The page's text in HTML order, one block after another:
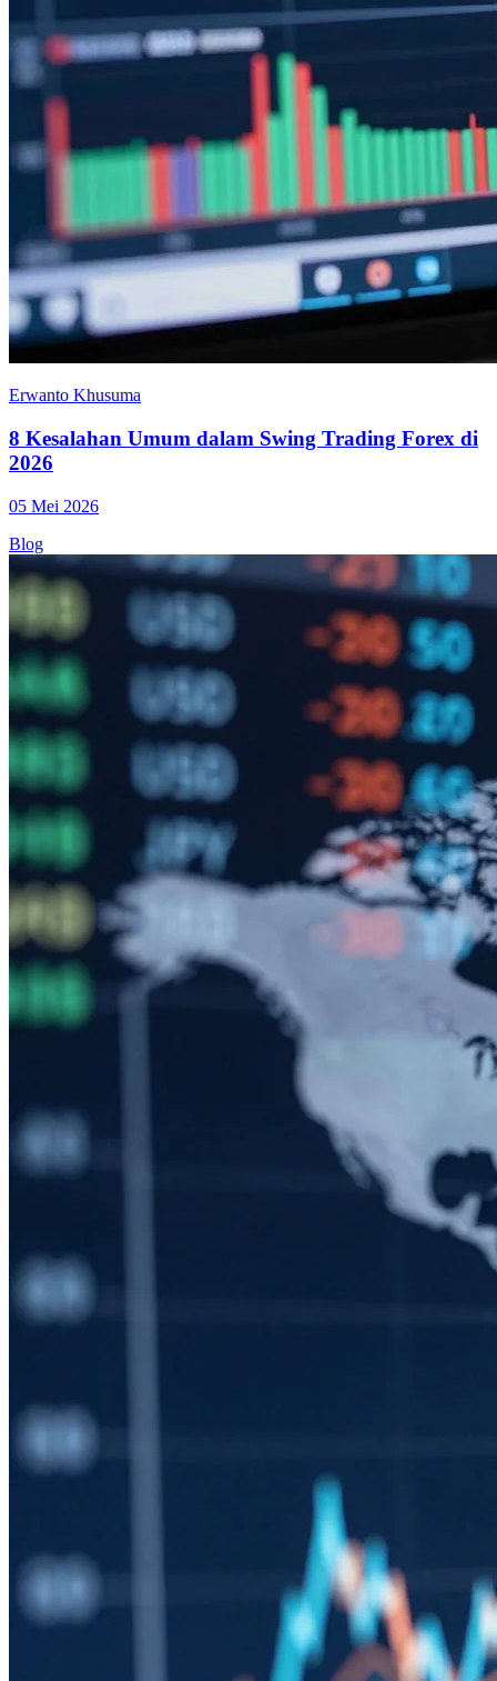
Erwanto Khusuma
8 Kesalahan Umum dalam Swing Trading Forex di
2026
05 Mei 2026
Blog